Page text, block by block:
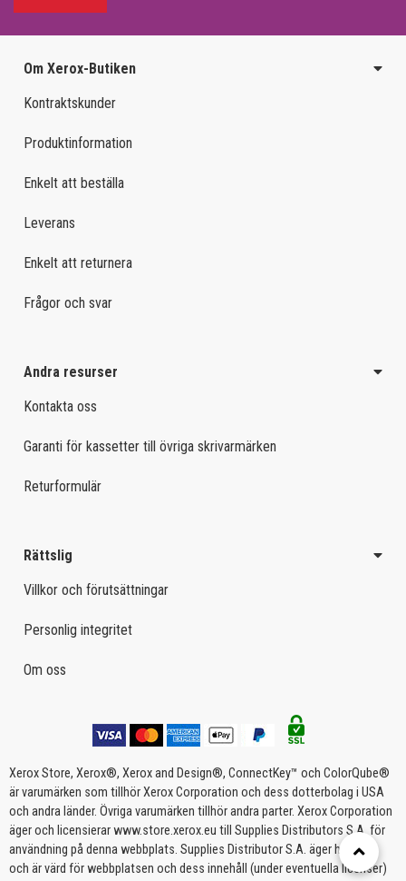
Om Xerox-Butiken
Kontraktskunder
Produktinformation
Enkelt att beställa
Leverans
Enkelt att returnera
Frågor och svar
Andra resurser
Kontakta oss
Garanti för kassetter till övriga skrivarmärken
Returformulär
Rättslig
Villkor och förutsättningar
Personlig integritet
Om oss
Xerox Store, Xerox®, Xerox and Design®, ConnectKey™ och ColorQube®
är varumärken som tillhör Xerox Corporation och dess dotterbolag i USA
och andra länder. Övriga varumärken tillhör andra parter. Xerox Corporation
äger och licensierar www.store.xerox.eu till Supplies Distributors S.A. för
användning på denna webbplats. Supplies Distributor S.A. äger handhar
och är värd för webbplatsen och dess innehåll (under eventuella licenser)